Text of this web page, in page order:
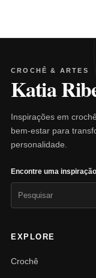
CROCHÊ & ARTES
Katia
Inspirações em
bem-estar para
personalidade.
Encontre uma inspiração
EXPLORE
Crochê